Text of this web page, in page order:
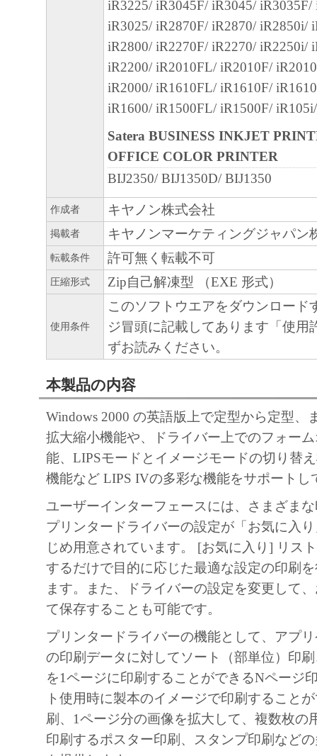
OR LEGAL JURISDICTIONS DO NOT
LIMITATION OR EXCLUSION OF
INCIDENTAL OR CONSEQUENTIAL
PERSONAL INJURY OR DEATH
NEGLIGENCE ON THE PART OF
APPLY TO YOU.
[RELEASE OF LIABILITY] TO THE
PERMITTED BY APPLICABLE LAW,
RELEASE CANON, CANON'S
AFFILIATES, THEIR
CANON'S LICENSORS FROM ANY
LIABILITY ARISING FROM OR
CLAIMS CONCERNING THE
TERM
This Agreement is effective upon your
clicking the button indicating your
below or installing the Software and
terminated. You may terminate this
the Software including any and all copies
This Agreement shall also terminate if
with any terms hereof. Upon termination
in addition to Canon enforcing its
must then promptly destroy the Software
all copies thereof. Notwithstanding the
and 7 through 11 shall survive any
Agreement.
U.S. GOVERNMENT RESTRICTED
The Software is a "commercial item," as
at 48 C.F.R. 2.101 (October 1995),
"commercial computer software" and
software documentation," as such terms
12.212 (September 1995). Consistent
and 48 C.F.R. 227.7202-1 through
iR3225/ iR3045F/ iR3045/ iR3035F/
iR3025/ iR2870F/ iR2870/ iR2850i/
iR2800/ iR2270F/ iR2270/ iR2250i/
iR2200/ iR2010FL/ iR2010F/
iR2000/ iR1610FL/ iR1610F/
iR1600/ iR1500FL/ iR1500F/
Satera BUSINESS INKJET
OFFICE COLOR PRINTER
BIJ2350/ BIJ1350D/ BIJ1350
作成者 キヤノン株式会社
掲載者 キヤノンマーケティングジャパン
転載条件 許可無く転載不可
圧縮形式 Zip自己解凍型 （EXE 形式）
使用条件
このソフトウエアをダウンロード
ジ冒頭に記載してあります「使用
ずお読みください。
本製品の内容
Windows 2000 の英語版上で定型から定型、
拡大縮小機能や、ドライバー上でのフォー
能、LIPSモードとイメージモードの切り替
機能など LIPS IVの多彩な機能をサポートし
ユーザーインターフェースには、さまざま
プリンタードライバーの設定が「お気に入
じめ用意されています。 [お気に入り] リス
するだけで目的に応じた最適な設定の印刷
ます。また、ドライバーの設定を変更して
て保存することも可能です。
プリンタードライバーの機能として、アプ
の印刷データに対してソート（部単位）印
を1ページに印刷することができるNページ
ト使用時に製本のイメージで印刷すること
刷、1ページ分の画像を拡大して、複数枚の
印刷するポスター印刷、スタンプ印刷など